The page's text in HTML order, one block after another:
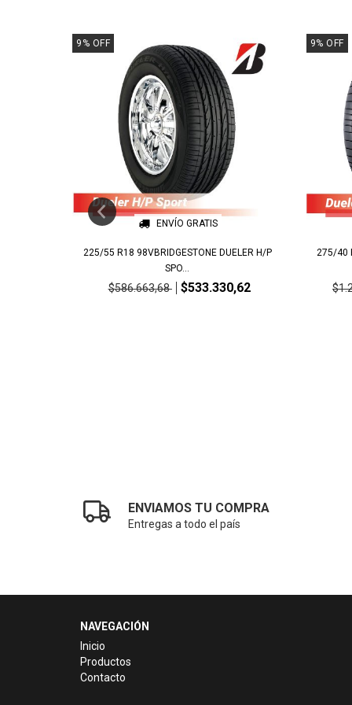
9 % OFF
ENVÍO GRATIS
225/55 R18 98VBRIDGESTONE DUELER H/P
SPO...
$586.663,68 $533.330,62
9% OFF
275/40
ENVIAMOS TU COMPRA
Entregas a todo el país
NAVEGACIÓN
Inicio
Productos
Contacto